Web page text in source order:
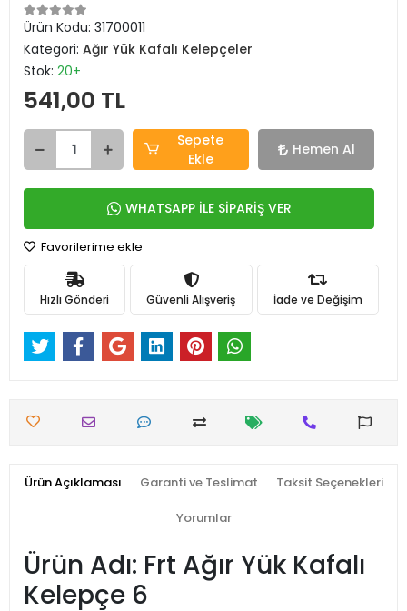
Ürün Kodu: 31700011
Kategori: Ağır Yük Kafalı Kelepçeler
Stok: 20+
541,00 TL
Sepete
Ekle
Hemen Al
WHATSAPP İLE SİPARİŞ VER
Favorilerime ekle
Hızlı Gönderi Güvenli Alışveriş İade ve Değişim
Ürün Açıklaması Garanti ve Teslimat Taksit Seçenekleri
Yorumlar
Ürün Adı: Frt Ağır Yük Kafalı
Kelepçe 6